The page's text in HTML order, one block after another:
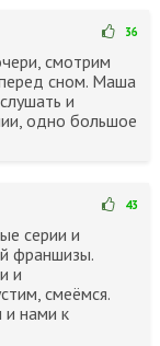
36
смотрим
сном. Маша
и
одно большое
43
серии и
франшизы.
и
смеёмся.
и нами к